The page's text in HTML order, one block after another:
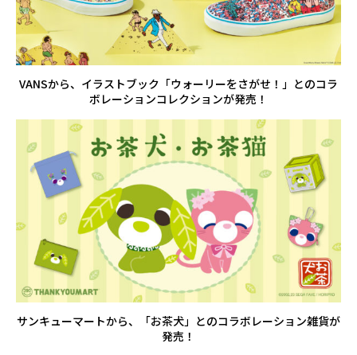
VANSから、イラストブック「ウォーリーをさがせ！」とのコラ
ボレーションコレクションが発売！
サンキューマートから、「お茶犬」とのコラボレーション雑貨が
発売！